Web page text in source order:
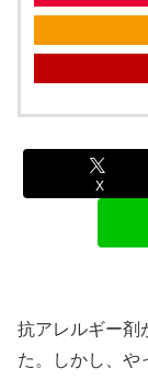
X
抗アレルギー剤
た。しかし、や